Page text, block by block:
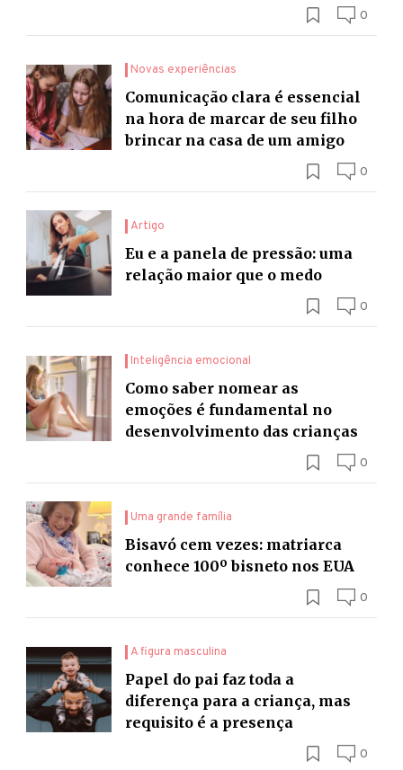
0
Novas experiências
Comunicação clara é essencial
na hora de marcar de seu filho
brincar na casa de um amigo
0
Artigo
Eu e a panela de pressão: uma
relação maior que o medo
0
Inteligência emocional
Como saber nomear as
emoções é fundamental no
desenvolvimento das crianças
0
Uma grande família
Bisavó cem vezes: matriarca
conhece 100º bisneto nos EUA
0
A figura masculina
Papel do pai faz toda a
diferença para a criança, mas
requisito é a presença
0